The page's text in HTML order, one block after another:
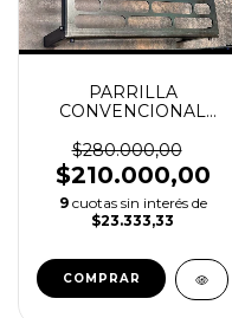
PARRILLA
CONVENCIONAL
$280.000,00
$210.000,00
9 cuotas sin interés de
$23.333,33